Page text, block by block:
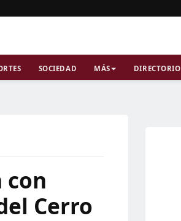
SOCIEDAD MÁS DIRECTORIO
con
Cerro